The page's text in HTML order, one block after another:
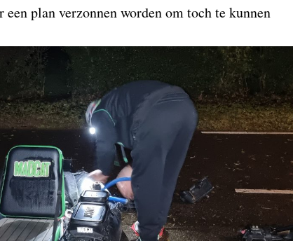
een plan verzonnen worden om toch te kunnen